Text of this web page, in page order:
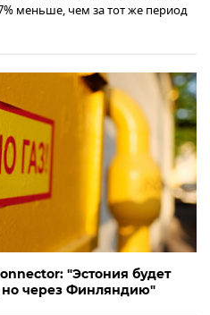
меньше, чем за тот же период
"Эстония будет
но через Финляндию"